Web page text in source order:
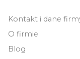
Kontakt i dane
O firmie
Blog